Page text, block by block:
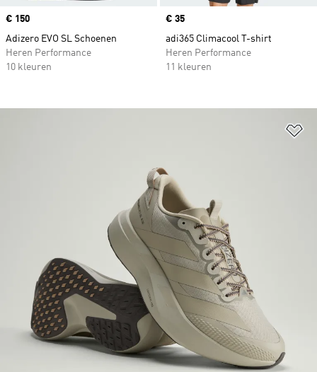
Price
€ 150
Adizero EVO SL Schoenen
Heren Performance
10 kleuren
Price
€ 35
adi365 Climacool T-shirt
Heren Performance
11 kleuren